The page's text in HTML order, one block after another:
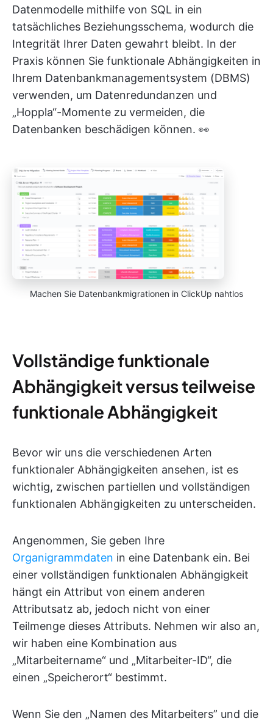
Datenmodelle mithilfe von SQL in ein
tatsächliches Beziehungsschema, wodurch die
Integrität Ihrer Daten gewahrt bleibt. In der
Praxis können Sie funktionale Abhängigkeiten in
Ihrem Datenbankmanagementsystem (DBMS)
verwenden, um Datenredundanzen und
„Hoppla“-Momente zu vermeiden, die
Datenbanken beschädigen können. 👀
Machen Sie Datenbankmigrationen in ClickUp nahtlos
Vollständige funktionale
Abhängigkeit versus teilweise
funktionale Abhängigkeit
Bevor wir uns die verschiedenen Arten
funktionaler Abhängigkeiten ansehen, ist es
wichtig, zwischen partiellen und vollständigen
funktionalen Abhängigkeiten zu unterscheiden.
Angenommen, Sie geben Ihre
Organigrammdaten in eine Datenbank ein. Bei
einer vollständigen funktionalen Abhängigkeit
hängt ein Attribut von einem anderen
Attributsatz ab, jedoch nicht von einer
Teilmenge dieses Attributs. Nehmen wir also an,
wir haben eine Kombination aus
„Mitarbeitername“ und „Mitarbeiter-ID“, die
einen „Speicherort“ bestimmt.
Wenn Sie den „Namen des Mitarbeiters” und die